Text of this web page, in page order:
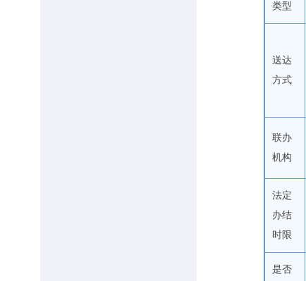
类型
送达
方式
联办
机构
法定
办结
时限
是否